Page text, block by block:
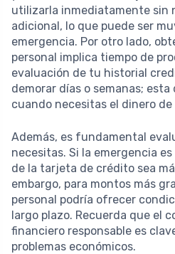
utilizarla inmediatamente sin
adicional, lo que puede ser
emergencia. Por otro lado,
personal implica tiempo de
evaluación de tu historial
demorar días o semanas;
cuando necesitas el dinero
Además, es fundamental
necesitas. Si la emergencia
de la tarjeta de crédito sea
embargo, para montos más
personal podría ofrecer
largo plazo. Recuerda que el
financiero responsable es
problemas económicos.